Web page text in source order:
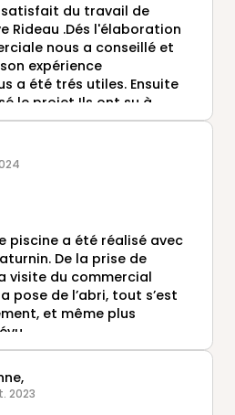
satisfait du travail de
Rideau .Dés l'élaboration
nous a conseillé et
expérience
a été trés utiles. Ensuite
le projet Ils ont su à
répondre aux
mon mari qui faisait
est intervenue et là
de trés bon
cette société pour leur
et leur
équipe
piscine a été réalisé avec
De la prise de
visite du commercial
pose de l’abri, tout s’est
et même plus
à nos
les yeux fermés
le commercial de
de poseurs.
2023